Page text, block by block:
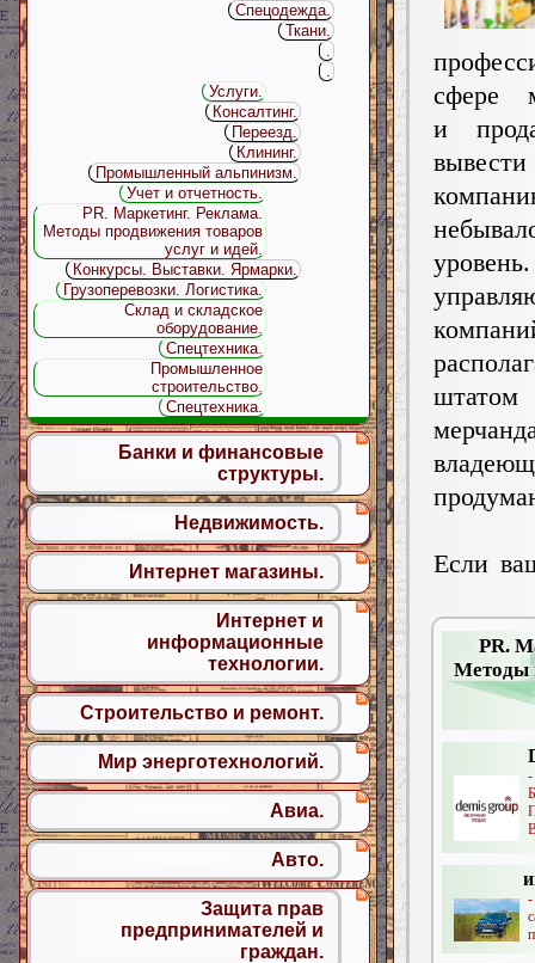
PR.
Методы
-
сфере
и
штатом
Если
Спецодежда.
Ткани.
.
.
Услуги.
Консалтинг.
Переезд.
Клининг.
Промышленный альпинизм.
Учет и отчетность.
PR. Маркетинг. Реклама.
Методы продвижения товаров
услуг и идей.
Конкурсы. Выставки. Ярмарки.
Грузоперевозки. Логистика.
Склад и складское
оборудование.
Спецтехника.
Промышленное
строительство.
Спецтехника.
Банки и финансовые
структуры.
Недвижимость.
Интернет магазины.
Интернет и
информационные
технологии.
Строительство и ремонт.
Мир энерготехнологий.
Авиа.
Авто.
Защита прав
предпринимателей и
граждан.